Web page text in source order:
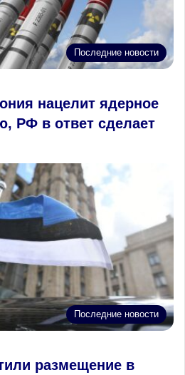
Последние новости
нацелит ядерное
РФ в ответ сделает
Последние новости
размещение в